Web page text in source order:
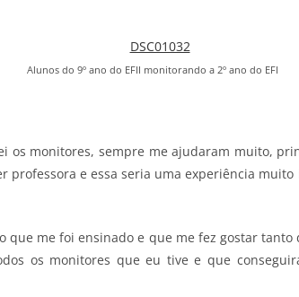
Alunos do 9º ano do EFII monitorando a 2º ano do EFI
os monitores, sempre me ajudaram muito,
professora e essa seria uma experiência
que me foi ensinado e que me fez gostar
os monitores que eu tive e que